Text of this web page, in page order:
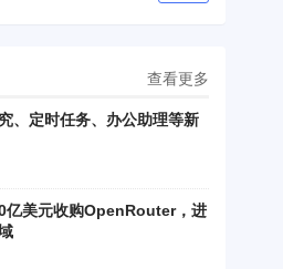
查看更多
、定时任务、办公助理等新
亿美元收购OpenRouter，进